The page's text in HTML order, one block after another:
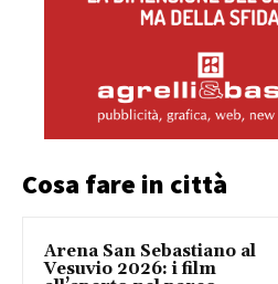
Cosa fare in città
Arena San Sebastiano al
Vesuvio 2026: i film